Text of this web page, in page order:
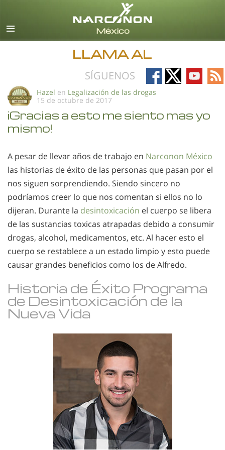
Español
Todas las Regiones/Idiomas
LLAMA AL
SÍGUENOS
Follow
on
Follow
on
Follow
on
on
Hazel en Legalización de las drogas
15 de octubre de 2017
¡Gracias a esto me siento mas yo
mismo!
A pesar de llevar años de trabajo en Narconon México
las historias de éxito de las personas que pasan por el
nos siguen sorprendiendo. Siendo sincero no
podríamos creer lo que nos comentan si ellos no lo
dijeran. Durante la desintoxicación el cuerpo se libera
de las sustancias toxicas atrapadas debido a consumir
drogas, alcohol, medicamentos, etc. Al hacer esto el
cuerpo se restablece a un estado limpio y esto puede
causar grandes beneficios como los de Alfredo.
Historia de Éxito Programa
de Desintoxicación de la
Nueva Vida